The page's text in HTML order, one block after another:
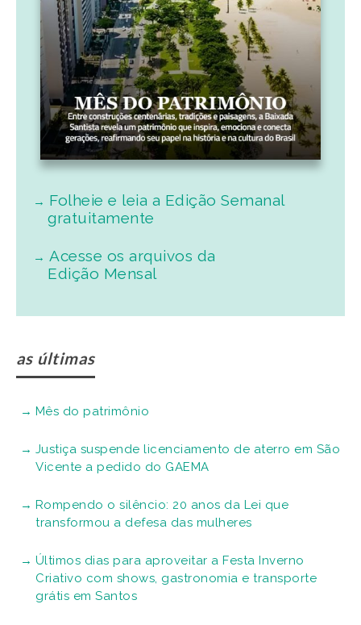
Folheie e leia a Edição Semanal
gratuitamente
Acesse os arquivos da
Edição Mensal
as últimas
Mês do patrimônio
Justiça suspende licenciamento de aterro em São
Vicente a pedido do GAEMA
Rompendo o silêncio: 20 anos da Lei que
transformou a defesa das mulheres
Últimos dias para aproveitar a Festa Inverno
Criativo com shows, gastronomia e transporte
grátis em Santos